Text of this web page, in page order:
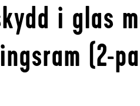
i glas
(2-